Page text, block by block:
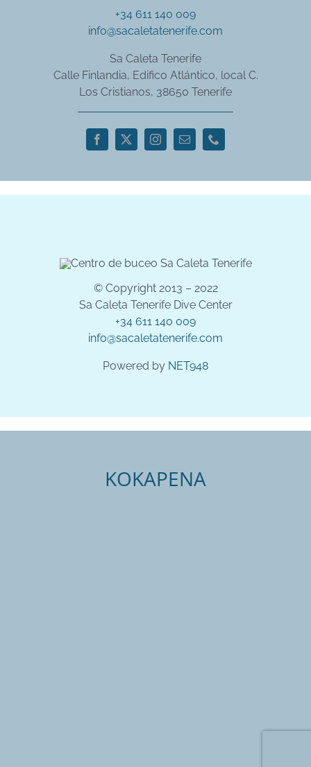
+34 611 140 009
info@sacaletatenerife.com
Sa Caleta Tenerife
Calle Finlandia, Edifico Atlántico, local C.
Los Cristianos, 38650 Tenerife
© Copyright 2013 – 2022
Sa Caleta Tenerife Dive Center
+34 611 140 009
info@sacaletatenerife.com
Powered by NET948
KOKAPENA